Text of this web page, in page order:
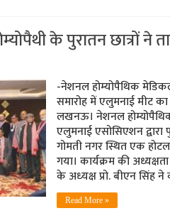
के पुरातन छात्रों ने
-नेशनल होम्‍योपैथिक
समारोह में एलुमनाई मीट
लखनऊ। नेशनल
एलुमनाई एसोसिएशन द्वारा
गोमती नगर स्थित एक
गया। कार्यक्रम की
के अध्‍यक्ष प्रो. बीएन सिंह
Read More »